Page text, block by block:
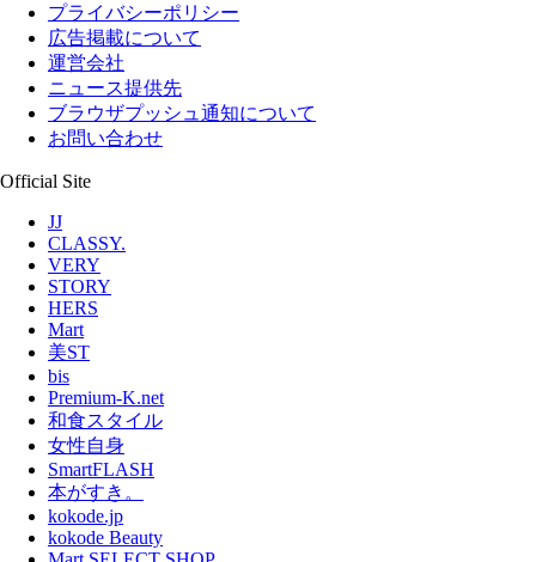
プライバシーポリシー
広告掲載について
運営会社
ニュース提供先
ブラウザプッシュ通知について
お問い合わせ
Official Site
JJ
CLASSY.
VERY
STORY
HERS
Mart
美ST
bis
Premium-K.net
和食スタイル
女性自身
SmartFLASH
本がすき。
kokode.jp
kokode Beauty